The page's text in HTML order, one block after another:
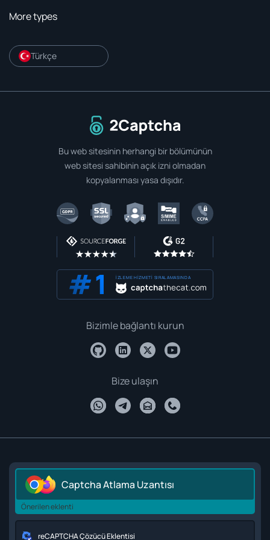
More types
Türkçe
Ana sayfaya git
Bu web sitesinin herhangi bir bölümünün
web sitesi sahibinin açık izni olmadan
kopyalanması yasa dışıdır.
İZLEME HIZMETI SIRALAMASINDA
Bizimle bağlantı kurun
Bize ulaşın
Captcha Atlama Uzantısı
Önerilen eklenti
reCAPTCHA Çözücü Eklentisi